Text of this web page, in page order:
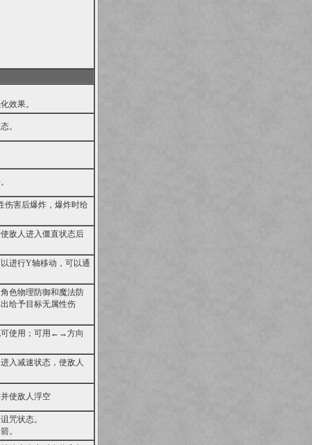
效果。
。
伤害后爆炸，爆炸时给
敌人进入僵直状态后
进行Y轴移动，可以通
色物理防御和魔法防
给予目标无属性伤
可使用；可用←→方向
入减速状态，使敌人
使敌人浮空
咒状态。
。